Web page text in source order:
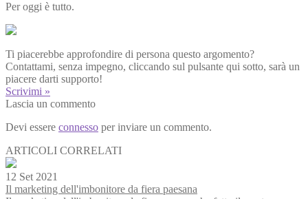
Per oggi è tutto.
Ti piacerebbe approfondire di persona questo argomento?
Contattami, senza impegno, cliccando sul pulsante qui sotto, sarà un
piacere darti supporto!
Scrivimi »
Lascia un commento
Devi essere connesso per inviare un commento.
ARTICOLI CORRELATI
12 Set 2021
Il marketing dell'imbonitore da fiera paesana